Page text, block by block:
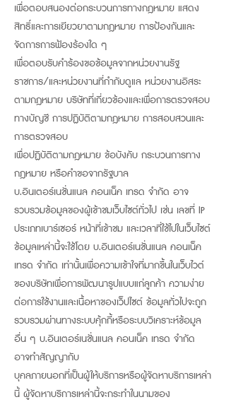
เพื่อตอบสนองต่อกระบวนการทางกฎหมาย แสดง
สิทธิ์และการเยียวยาตามกฎหมาย การป้องกันและ
จัดการการฟ้องร้องใด ๆ
เพื่อตอบรับคำร้องขอข้อมูลจากหน่วยงานรัฐ
ราชการ/และหน่วยงานที่กำกับดูแล หน่วยงานอิสระ
ตามกฎหมาย บริษัทที่เกี่ยวข้องและเพื่อการตรวจสอบ
ทางบัญชี การปฏิบัติตามกฎหมาย การสอบสวนและ
การตรวจสอบ
เพื่อปฏิบัติตามกฎหมาย ข้อบังคับ กระบวนการทาง
กฎหมาย หรือคำขอจากรัฐบาล
บ.อินเตอร์เนชั่นแนล คอนเน็ค เทรด จำกัด อาจ
รวบรวมข้อมูลของผู้เข้าชมเว็บไซต์ทั่วไป เช่น เลขที่ IP
ประเภทเบาร์เซอร์ หน้าที่เข้าชม และเวลาที่ใช้ไปในเว็บไซต์
ข้อมูลเหล่านี้จะใช้โดย บ.อินเตอร์เนชั่นแนล คอนเน็ค
เทรด จำกัด เท่านั้นเพื่อความเข้าใจที่มากขึ้นในเว็บไวต์
ของบริษัทเพื่อการพัฒนารูปแบบแก่ลูกค้า ความง่าย
ต่อการใช้งานและเนื้อหาของเว็ปไซต์ ข้อมูลทั่วไปจะถูก
รวบรวมผ่านทางระบบคุ้กกี้หรือระบบวิเคราะห์ข้อมูล
อื่น ๆ บ.อินเตอร์เนชั่นแนล คอนเน็ค เทรด จำกัด
อาจทำสัญญากับ
บุคลภายนอกที่เป็นผู้ให้บริการหรือผู้จัดหาบริการเหล่า
นี้ ผู้จัดหาบริการเหล่านี้จะกระทำในนามของ